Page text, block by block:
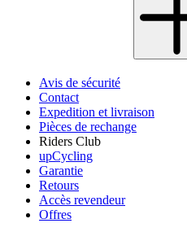
Avis de sécurité
Contact
Expedition et livraison
Pièces de rechange
Riders Club
upCycling
Garantie
Retours
Accès revendeur
Offres